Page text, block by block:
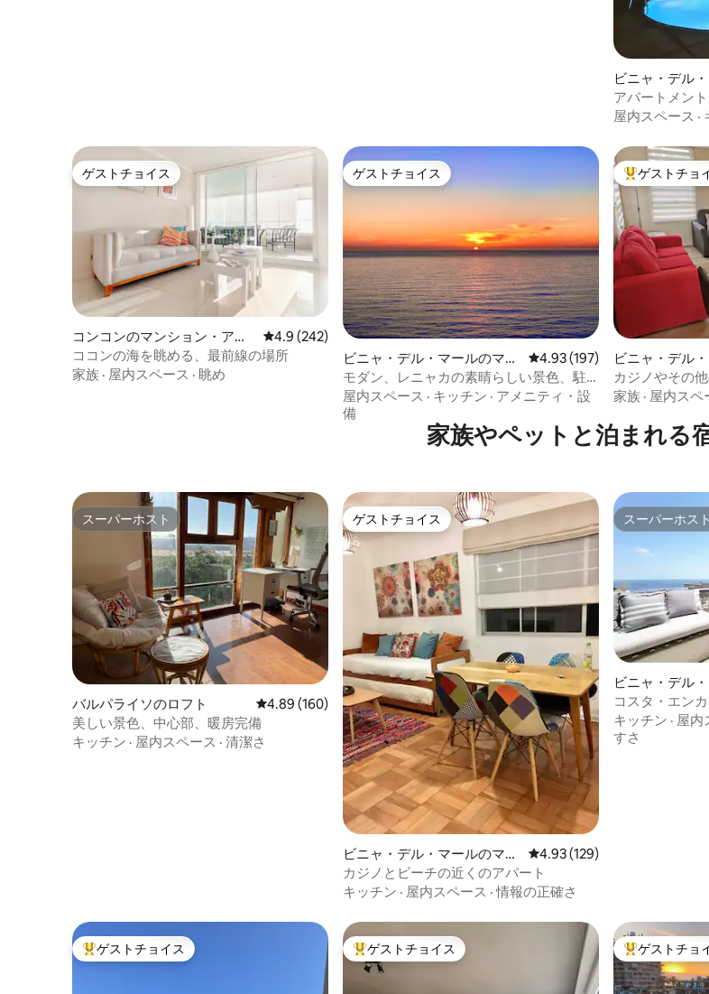
ビニャ・デル
ンドミニアム
アパートメン
ル・マール中
屋内スペース ·
ゲストチョイス
ゲストチョイス
コンコンのマンション・アパ
ート
レビュー242件、5つ星中4.9つ星の平均評価
4.9 (242)
ココンの海を眺める、最前線の場所
家族 · 屋内スペース · 眺め
ゲストチョイス
ゲストチョイス
ビニャ・デル・マールのマン
ション・アパート
レビュー197件、5つ星中4.93
4.93 (197)
モダン、レニャカの素晴らしい景色、駐
車場2台分、Wi-Fi
屋内スペース · キッチン · アメニティ・設
備
大好評のゲス
ゲストチョ
ビニャ・デル
ション・アパ
カジノやその
ートです
家族 · 屋内スペ
家族やペットと泊まれる
スーパーホスト
スーパーホスト
バルパライソのロフト レビュー160件、5つ星中4.89つ星の平均評価
4.89 (160)
美しい景色、中心部、暖房完備
キッチン · 屋内スペース · 清潔さ
ゲストチョイス
ゲストチョイス
ビニャ・デル・マールのマン
ション・アパート
レビュー129件、5つ星中4.93
4.93 (129)
カジノとビーチの近くのアパート
キッチン · 屋内スペース ·情報の正確さ
スーパーホスト
スーパーホスト
ビニャ・デル
ション・アパ
コスタ・エン
ージオ • レニャ
キッチン · 屋内
すさ
大好評のゲストチョイスです。
ゲストチョイス 大好評のゲストチョイスです。
ゲストチョイス 大好評のゲス
ゲストチョ